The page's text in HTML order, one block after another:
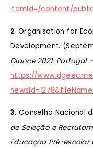
itemId=/content/
2. Organisation for
Development.
Glance 2021: Portugal
https://
3. Conselho Nacional
de Seleção e
Educação Pré-escolar